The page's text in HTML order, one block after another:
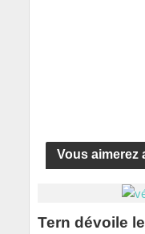
Vous aimerez
Tern dévoile